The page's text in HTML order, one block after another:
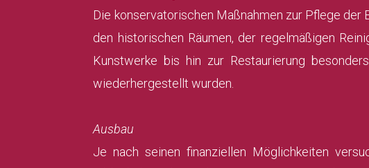
Die konservatorischen Maßnahmen zur Pflege
den historischen Räumen, der regelmäßigen
Kunstwerke bis hin zur Restaurierung
wiederhergestellt wurden.
Ausbau
Je nach seinen finanziellen Möglichkeiten